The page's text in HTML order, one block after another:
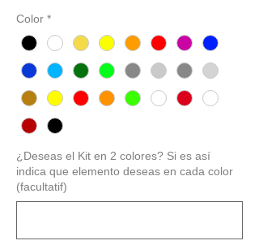
Color *
¿Deseas el Kit en 2 colores? Si es así
indica que elemento deseas en cada color
(facultatif)